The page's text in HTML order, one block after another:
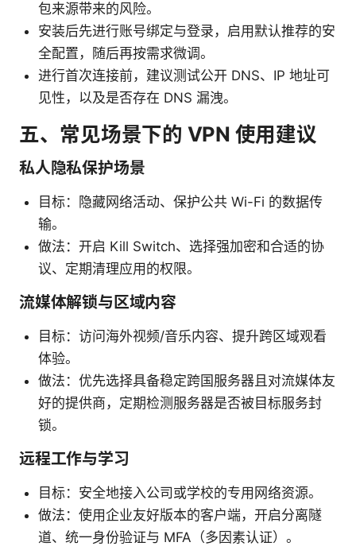
包来源带来的风险。
安装后先进行账号绑定与登录，启用默认推荐的安
全配置，随后再按需求微调。
进行首次连接前，建议测试公开 DNS、IP 地址可
见性，以及是否存在 DNS 漏洩。
五、常见场景下的 VPN 使用建议
私人隐私保护场景
目标：隐藏网络活动、保护公共 Wi-Fi 的数据传
输。
做法：开启 Kill Switch、选择强加密和合适的协
议、定期清理应用的权限。
流媒体解锁与区域内容
目标：访问海外视频/音乐内容、提升跨区域观看
体验。
做法：优先选择具备稳定跨国服务器且对流媒体友
好的提供商，定期检测服务器是否被目标服务封
锁。
远程工作与学习
目标：安全地接入公司或学校的专用网络资源。
做法：使用企业友好版本的客户端，开启分离隧
道、统一身份验证与 MFA（多因素认证）。